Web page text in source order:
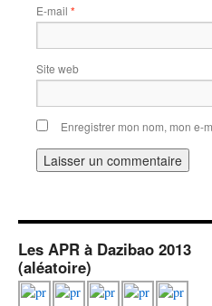
E-mail *
Site web
Enregistrer mon nom, mon e-
Les APR à Dazibao 2013
(aléatoire)